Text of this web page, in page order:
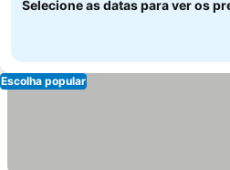
Selecione as datas para ver os
Escolha popular